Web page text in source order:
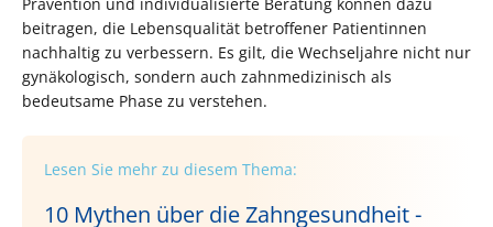
beitragen, die Lebensqualität betroffener Patientinnen
nachhaltig zu verbessern. Es gilt, die Wechseljahre nicht nur
gynäkologisch, sondern auch zahnmedizinisch als
bedeutsame Phase zu verstehen.
Lesen Sie mehr zu diesem Thema:
10 Mythen über die Zahngesundheit -